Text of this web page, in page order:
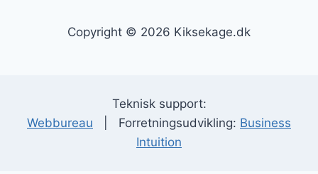
Copyright © 2026 Kiksekage.dk
Teknisk support:
Webbureau | Forretningsudvikling: Business
Intuition